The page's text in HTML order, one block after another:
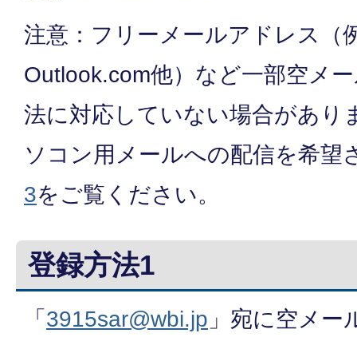
注意：フリーメールアドレス（
Outlook.com他）など一部空メ
法に対応していない場合があり
ソコン用メールへの配信を希望
3をご覧ください。
登録方法1
「 3915sar@wbi.jp 」宛に空メー